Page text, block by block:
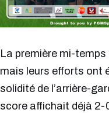
La première mi-
mais leurs efforts ont
solidité de l’arrière-
score affichait déjà 2-